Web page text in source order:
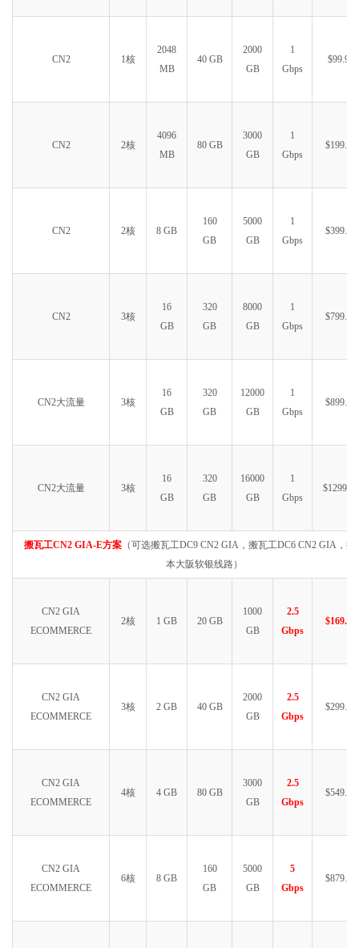
CN2 1核
2048
MB
40 GB
2000
GB
1
Gbps
$99.99
CN2 2核
4096
MB
80 GB
3000
GB
1
Gbps
$199.99
CN2 2核 8 GB
160
GB
5000
GB
1
Gbps
$399.99
CN2 3核
16
GB
320
GB
8000
GB
1
Gbps
$799.99
CN2大流量 3核
16
GB
320
GB
12000
GB
1
Gbps
$899.99
CN2大流量 3核
16
GB
320
GB
16000
GB
1
Gbps
$1299.99
搬瓦工CN2 GIA-E方案 （可选搬瓦工DC9 CN2 GIA，搬瓦工DC6 CN2 GIA，搬
本大阪软银线路）
CN2 GIA
ECOMMERCE
2核 1 GB 20 GB
1000
GB
2.5
Gbps
$169.99
CN2 GIA
ECOMMERCE
3核 2 GB 40 GB
2000
GB
2.5
Gbps
$299.99
CN2 GIA
ECOMMERCE
4核 4 GB 80 GB
3000
GB
2.5
Gbps
$549.99
CN2 GIA
ECOMMERCE
6核 8 GB
160
GB
5000
GB
5
Gbps
$879.99